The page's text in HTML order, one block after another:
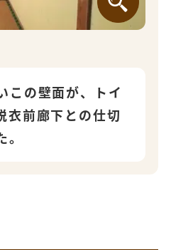
この壁面が、トイ
衣前廊下との仕切